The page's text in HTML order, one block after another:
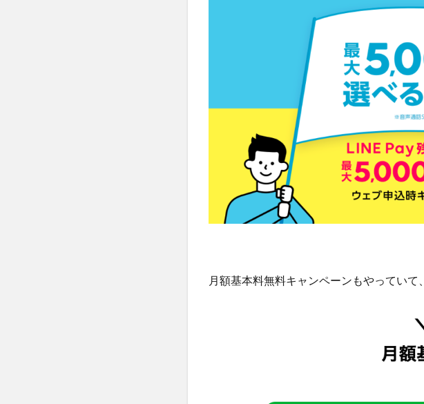
月額基本料無料キャンペーンもやっていて、